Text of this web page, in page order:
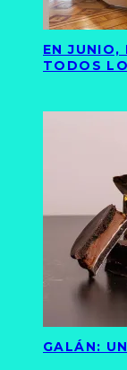
EN JUNIO,
TODOS
GALÁN: